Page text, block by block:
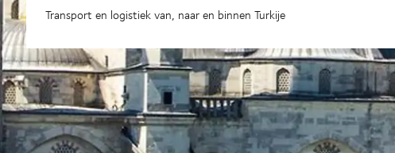
Transport en logistiek van, naar en binnen Turkije